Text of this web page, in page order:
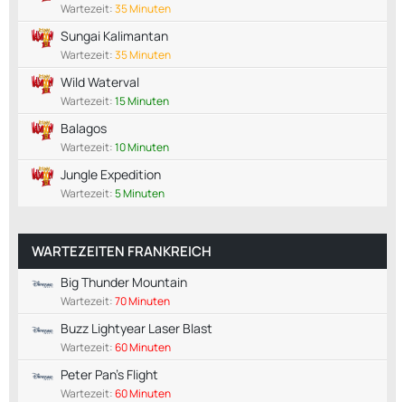
Wartezeit:35 Minuten
Sungai Kalimantan
Wartezeit:35 Minuten
Wild Waterval
Wartezeit:15 Minuten
Balagos
Wartezeit:10 Minuten
Jungle Expedition
Wartezeit:5 Minuten
WARTEZEITEN FRANKREICH
Big Thunder Mountain
Wartezeit:70 Minuten
Buzz Lightyear Laser Blast
Wartezeit:60 Minuten
Peter Pan's Flight
Wartezeit:60 Minuten